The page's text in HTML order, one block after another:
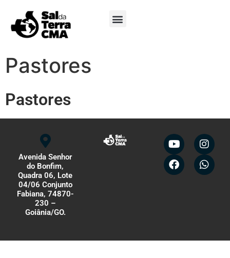
Pastores
Pastores
Avenida Senhor
do Bonfim,
Quadra 06, Lote
04/06 Conjunto
Fabiana, 74870-
230 –
Goiânia/GO.